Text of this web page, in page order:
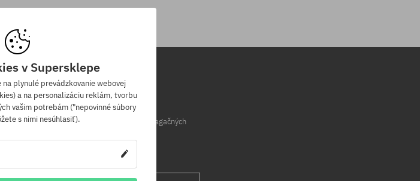
prvý sa dozviete o nových produktoch a propagačných
v Supersklepe
na plynulé prevádzkovanie webovej
a na personalizáciu reklám, tvorbu
vašim potrebám ("nepovinné súbory
s nimi nesúhlasiť).